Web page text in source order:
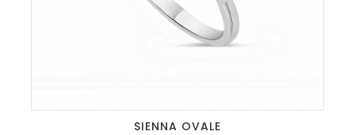
SIENNA OVALE